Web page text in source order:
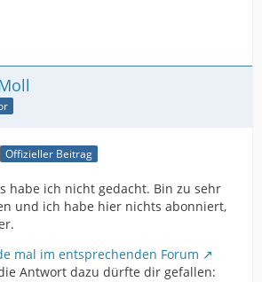
Offizieller Beitrag
habe ich nicht gedacht. Bin zu sehr
und ich habe hier nichts abonniert,
mal im entsprechenden Forum
Antwort dazu dürfte dir gefallen: